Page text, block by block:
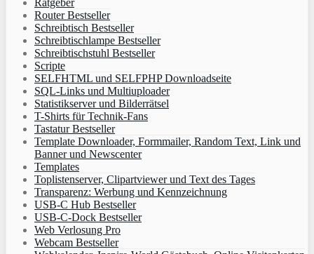
Ratgeber
Router Bestseller
Schreibtisch Bestseller
Schreibtischlampe Bestseller
Schreibtischstuhl Bestseller
Scripte
SELFHTML und SELFPHP Downloadseite
SQL-Links und Multiuploader
Statistikserver und Bilderrätsel
T-Shirts für Technik-Fans
Tastatur Bestseller
Template Downloader, Formmailer, Random Text, Link und
Banner und Newscenter
Templates
Toplistenserver, Clipartviewer und Text des Tages
Transparenz: Werbung und Kennzeichnung
USB-C Hub Bestseller
USB-C-Dock Bestseller
Web Verlosung Pro
Webcam Bestseller